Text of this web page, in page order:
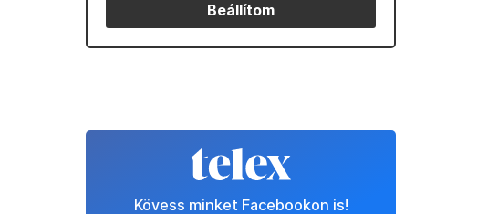
Beállítom
Kövess minket Facebookon is!